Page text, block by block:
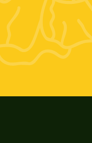
9-13 e 17-20;
9-13 e 16-19;